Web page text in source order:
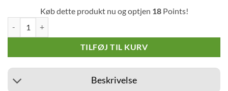
Køb dette produkt nu og optjen 18Points!
TILFØJ TIL KURV
Beskrivelse